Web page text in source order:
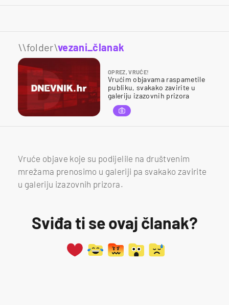
\\folder\vezani_članak
OPREZ, VRUĆE!
Vrućim objavama raspametile
publiku, svakako zavirite u
galeriju izazovnih prizora
Vruće objave koje su podijelile na društvenim
mrežama prenosimo u galeriji pa svakako zavirite
u galeriju izazovnih prizora.
Sviđa ti se ovaj članak?